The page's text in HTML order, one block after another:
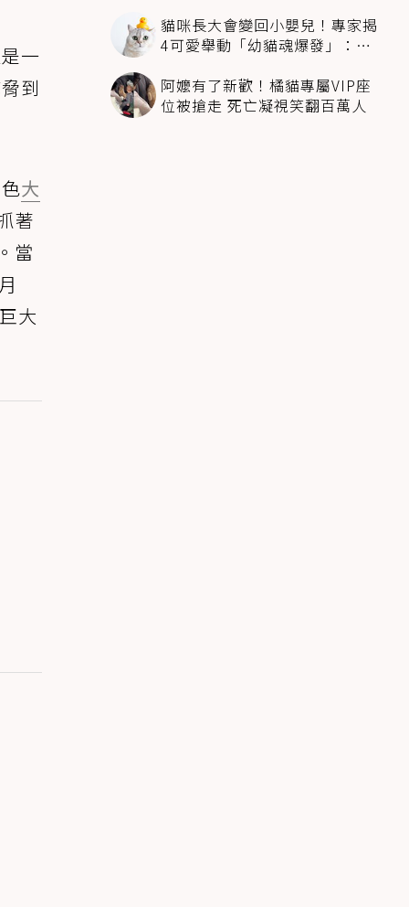
一
到
大
著
當
大
貓咪長大會變回小嬰兒！專家揭
4可愛舉動「幼貓魂爆發」：本
阿嬤有了新歡！橘貓專屬VIP座
位被搶走 死亡凝視笑翻百萬人